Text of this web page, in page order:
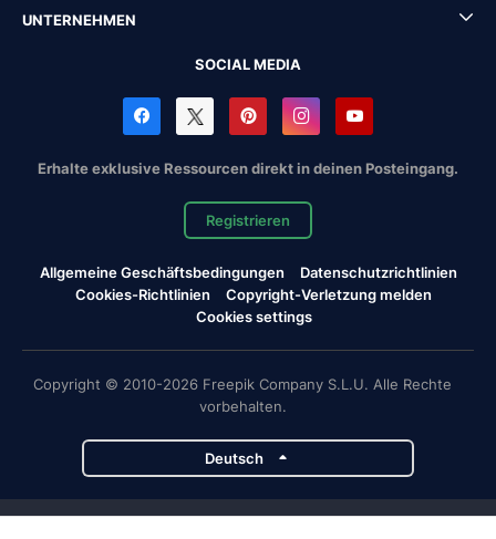
UNTERNEHMEN
SOCIAL MEDIA
Erhalte exklusive Ressourcen direkt in deinen Posteingang.
Registrieren
Allgemeine Geschäftsbedingungen
Datenschutzrichtlinien
Cookies-Richtlinien
Copyright-Verletzung melden
Cookies settings
Copyright © 2010-2026 Freepik Company S.L.U. Alle Rechte
vorbehalten.
Deutsch